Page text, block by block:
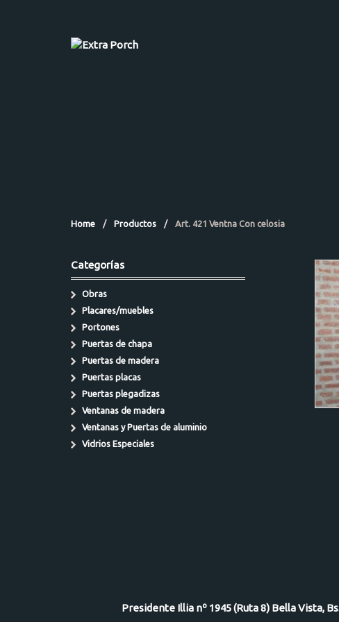
Home / Productos / Art. 421 Ventna Con celosia
Categorías
Obras
Placares/muebles
Portones
Puertas de chapa
Puertas de madera
Puertas placas
Puertas plegadizas
Ventanas de madera
Ventanas y Puertas de aluminio
Vidrios Especiales
Presidente Illia nº 1945 (Ruta 8) Bella Vista,